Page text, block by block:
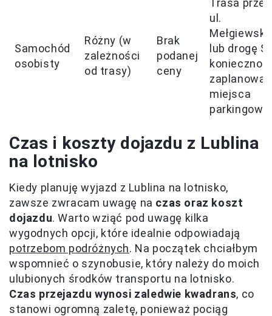
Samochód
osobisty
Różny (w
zależności
od trasy)
Brak
podanej
ceny
Trasa przez
ul.
Mełgiewską
lub drogę
miejsca
Czas i koszty dojazdu z Lublina
na lotnisko
Kiedy planuję wyjazd z Lublina na lotnisko,
zawsze zwracam uwagę na czas oraz koszt
dojazdu. Warto wziąć pod uwagę kilka
wygodnych opcji, które idealnie odpowiadają
potrzebom podróżnych. Na początek chciałbym
wspomnieć o szynobusie, który należy do moich
ulubionych środków transportu na lotnisko.
Czas przejazdu wynosi zaledwie kwadrans, co
stanowi ogromną zaletę, ponieważ pociąg